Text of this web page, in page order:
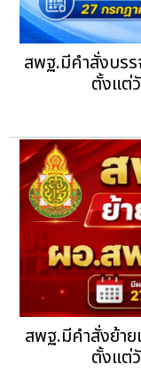
สพฐ.มีคำสั่งบร
ตั้งแต่
สพฐ.มีคำสั่งย้า
ตั้งแต่